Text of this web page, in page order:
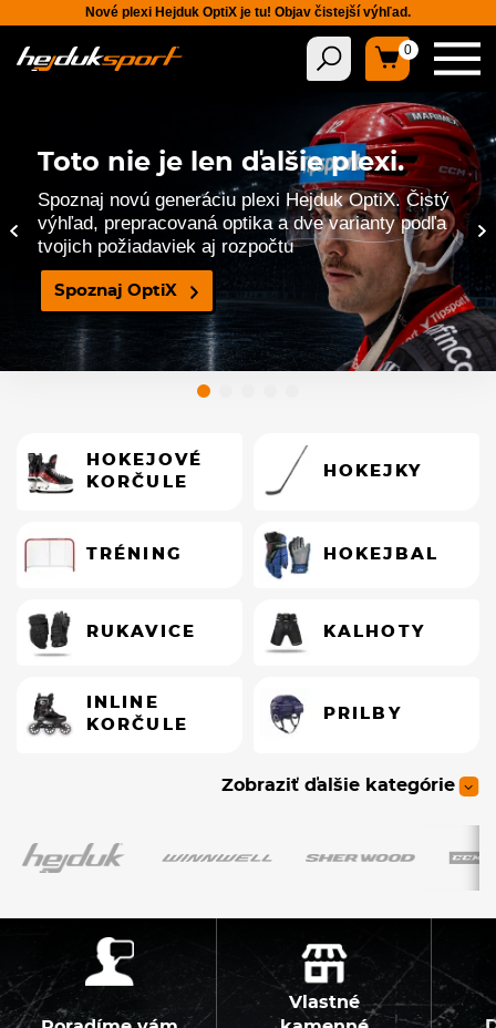
Nové plexi Hejduk OptiX je tu! Objav čistejší výhľad.
0
Toto nie je len ďalšie plexi.
Spoznaj novú generáciu plexi Hejduk OptiX. Čistý
výhľad, prepracovaná optika a dve varianty podľa
tvojich požiadaviek aj rozpočtu
Spoznaj OptiX
Toto nie je len ďalšie plexi.
Spoznaj novú generáciu plexi Hejduk OptiX. Čistý
výhľad, prepracovaná optika a dve varianty podľa
tvojich požiadaviek aj rozpočtu
Spoznaj OptiX
‹ ›
HOKEJOVÉ
KORČULE
HOKEJKY
TRÉNING HOKEJBAL
RUKAVICE KALHOTY
INLINE
KORČULE
PRILBY
Zobraziť ďalšie kategórie
Vlastné